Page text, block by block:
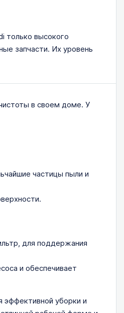
только высокого
запчасти. Их уровень
в своем доме. У
частицы пыли и
для поддержания
и обеспечивает
уборки и